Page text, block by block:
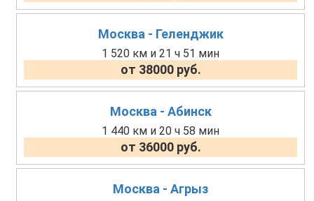
Москва - Геленджик
1 520 км и 21 ч 51 мин
от 38000 руб.
Москва - Абинск
1 440 км и 20 ч 58 мин
от 36000 руб.
Москва - Агрыз